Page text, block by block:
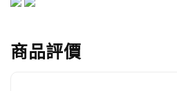
商品評價